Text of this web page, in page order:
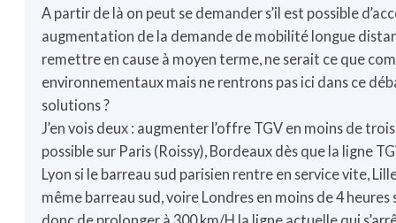
A partir de là on peut se demander s’il est possible
augmentation de la demande de mobilité longue
remettre en cause à moyen terme, ne serait ce que
environnementaux mais ne rentrons pas ici dans ce
solutions ?
J’en vois deux : augmenter l’offre TGV en moins de
possible sur Paris (Roissy), Bordeaux dès que la ligne
Lyon si le barreau sud parisien rentre en service vite,
même barreau sud, voire Londres en moins de 4 heures